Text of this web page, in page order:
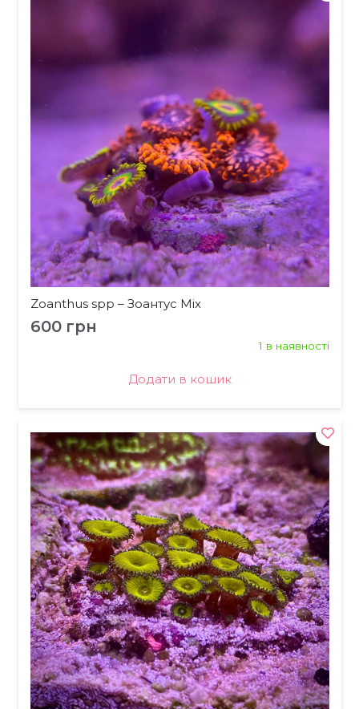
Zoanthus spp – Зоантус Mix
600 грн
1 в наявності
Додати в кошик